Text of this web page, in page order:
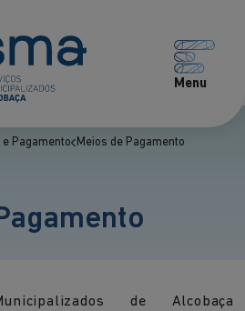
Menu
e Pagamento Meios de Pagamento
de Alcobaça